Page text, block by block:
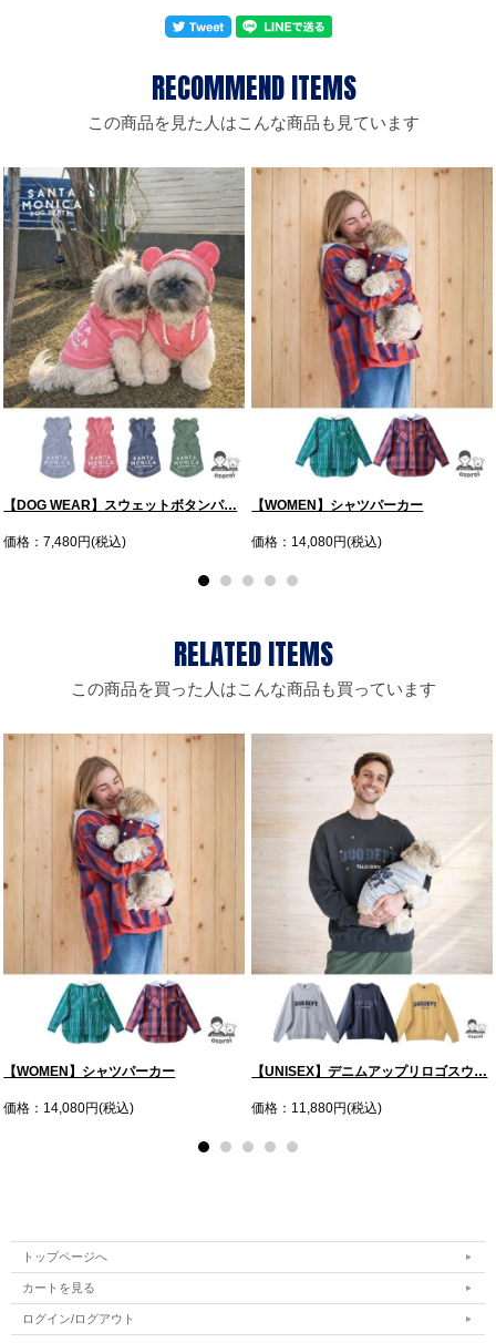
この商品を見た人はこんな商品も見ています
【DOG WEAR】スウェットボタンパ…
価格：7,480円(税込)
【WOMEN】シャツパーカー
価格：14,080円(税込)
この商品を買った人はこんな商品も買っています
【WOMEN】シャツパーカー
価格：14,080円(税込)
【UNISEX】デニムアップリロゴスウ…
価格：11,880円(税込)
トップページへ
カートを見る
ログイン/ログアウト